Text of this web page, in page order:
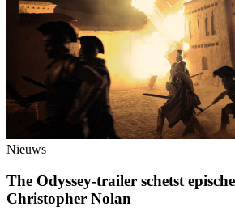
Nieuws
The Odyssey-trailer schetst
Christopher Nolan